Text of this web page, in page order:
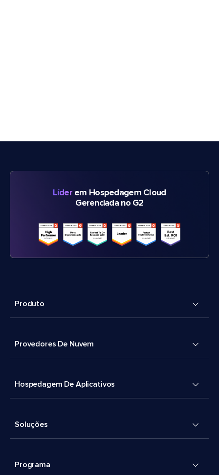
Líderem Hospedagem Cloud
Gerenciada no G2
Produto
Provedores De Nuvem
Hospedagem De Aplicativos
Soluções
Programa